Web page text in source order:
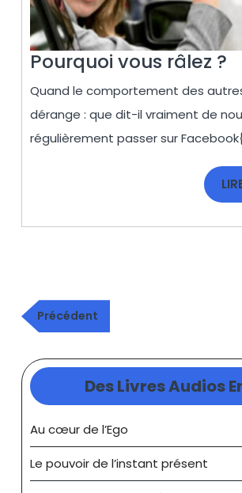
Pourquoi vous râlez ?
?
Quand le comportement des
dérange : que dit-il vraiment de
régulièrement passer sur
Navigation
dePublication
précédente
Précédent
Des Livres Audios
Au cœur de l’Ego
Le pouvoir de l’instant présent